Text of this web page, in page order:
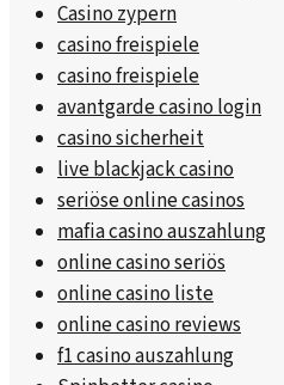
Casino zypern
casino freispiele
casino freispiele
avantgarde casino login
casino sicherheit
live blackjack casino
seriöse online casinos
mafia casino auszahlung
online casino seriös
online casino liste
online casino reviews
f1 casino auszahlung